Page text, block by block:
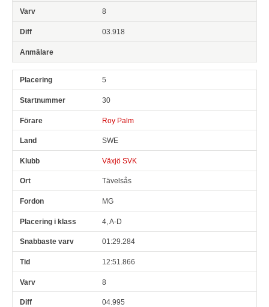
8
03.918
5
30
Roy Palm
SWE
Växjö SVK
Tävelsås
MG
4, A-D
01:29.284
12:51.866
8
04.995